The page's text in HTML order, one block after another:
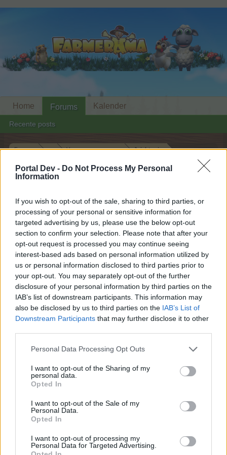
Portal Dev - Do Not Process My Personal
Information
If you wish to opt-out of the sale, sharing to third parties, or
processing of your personal or sensitive information for
targeted advertising by us, please use the below opt-out
section to confirm your selection. Please note that after your
opt-out request is processed you may continue seeing
interest-based ads based on personal information utilized by
us or personal information disclosed to third parties prior to
your opt-out. You may separately opt-out of the further
disclosure of your personal information by third parties on the
IAB’s list of downstream participants. This information may
also be disclosed by us to third parties on the IAB’s List of
Downstream Participants that may further disclose it to other
Personal Data Processing Opt Outs
I want to opt-out of the Sharing of my
personal data.
Opted In
I want to opt-out of the Sale of my
Personal Data.
Opted In
I want to opt-out of processing my
Personal Data for Targeted Advertising.
Forums ... Van users voor users Juichtopic
Leden die het bericht #496 leuk
vonden
Beste forumlezers,
Wanneer je in dit forum aktief aan de gesprekken
wil deelnemen, of een eigen post wil starten, moet
je eerst in het spel inloggen. Wanneer je nog geen
spelaccount hebt zal je je eerst moeten
registreren. We verheugen ons op je bezoek in
ons nieuwe forum.„Naar het spel“
Topic: Juichtopic
9 April 2024
Wulkje12!
Berichten: 1.222 Leuk bevonden: 235 Trofeepunten: 1.350
4 April 2024
Keizer van het forum , Vrouw, 64
Berichten: 3.838 Leuk bevonden: Trofeepunten: 4.100
Forum-hertog , Vrouw, <
Berichten: 680 750
-matthias1952-
Levende forumlegende, Vrouw
Berichten:
Home Forums
Recente posts
Kalender